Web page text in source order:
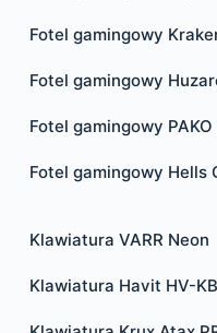
Fotel gamingowy
Fotel gamingowy
Fotel gamingowy
Fotel gamingowy Hells
Klawiatura VARR Neon
Klawiatura Havit HV-